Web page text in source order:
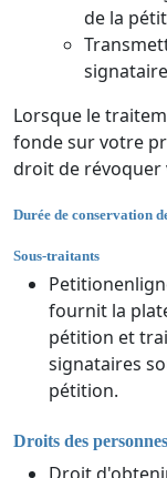
de la
Lorsque le
fonde sur votre
droit de
Durée de conservation
Sous-traitants
fournit la
pétition et
signataires
pétition.
Droits des
Droit